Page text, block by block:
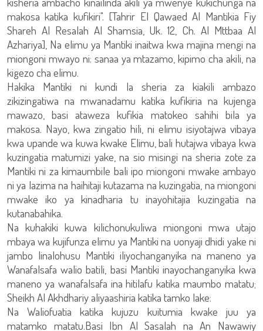
makosa katika kufikiri". [Tahrir El Qawaed Al Mantikia Fiy
Shareh Al Resalah Al Shamsia, Uk. 12, Ch. Al Mttbaa Al
Azhariya], Na elimu ya Mantiki inaitwa kwa majina mengi na
miongoni mwayo ni: sanaa ya mtazamo, kipimo cha akili, na
kigezo cha elimu.
Hakika Mantiki ni kundi la sheria za kiakili ambazo
zikizingatiwa na mwanadamu katika kufikiria na kujenga
mawazo, basi ataweza kufikia matokeo sahihi bila ya
makosa. Nayo, kwa zingatio hili, ni elimu isiyotajwa vibaya
kwa upande wa kuwa kwake Elimu, bali hutajwa vibaya kwa
kuzingatia matumizi yake, na sio misingi na sheria zote za
Mantiki ni za kimaumbile bali ipo miongoni mwake ambayo
ni ya lazima na haihitaji kutazama na kuzingatia, na miongoni
mwake iko ya kinadharia tu inayohitajia kuzingatia na
kutanabahika.
Na kuhakiki kuwa kilichonukuliwa miongoni mwa utajo
mbaya wa kujifunza elimu ya Mantiki na uonyaji dhidi yake ni
jambo linalohusu Mantiki iliyochanganyika na maneno ya
Wanafalsafa walio batili, basi Mantiki inayochanganyika kwa
maneno ya wanafalsafa ina hitilafu katika maumbo matatu;
Sheikh Al Akhdhariy aliyaashiria katika tamko lake:
Na Waliofuatia katika kujuzu kuitumia kwake juu ya
matamko matatu.Basi Ibn Al Sasalah na An Nawawiy